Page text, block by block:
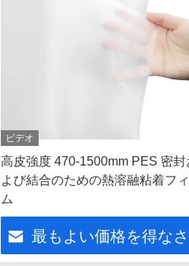
ビデオ
高皮強度 470-1500mm PES 密封
よび結合のための熱溶融粘着フ
ム
最もよい価格を得な